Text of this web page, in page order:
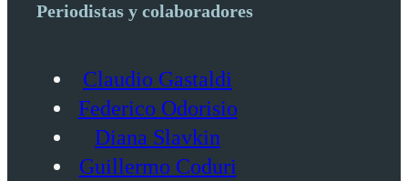
Periodistas y colaboradores
Claudio Gastaldi
Federico Odorisio
Diana Slavkin
Guillermo Coduri